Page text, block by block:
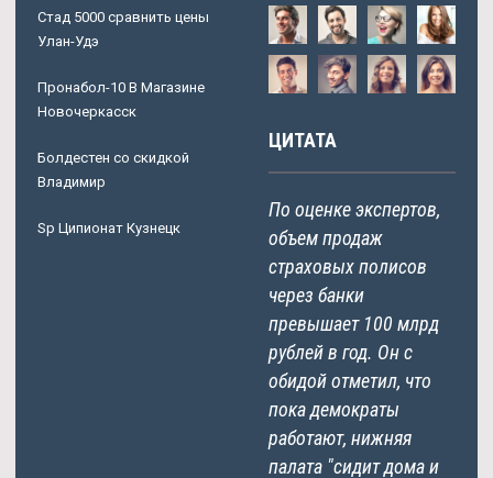
Стад 5000 сравнить цены
Улан-Удэ
Пронабол-10 В Магазине
Новочеркасск
Болдестен со скидкой
Владимир
Sp Ципионат Кузнецк
ЦИТАТА
По оценке экспертов,
объем продаж
страховых полисов
через банки
превышает 100 млрд
рублей в год. Он с
обидой отметил, что
пока демократы
работают, нижняя
палата "сидит дома и